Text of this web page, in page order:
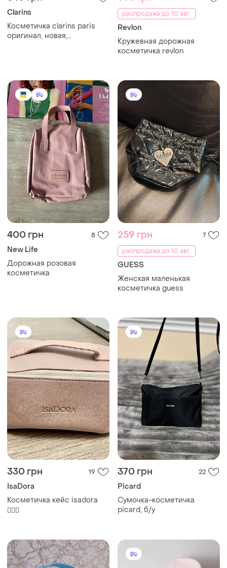
Clarins
Косметичка clarins paris
оригинал, новая,
распродажа до 10 авг.
Revlon
Кружевная дорожная
косметичка revlon
400 грн 8
New Life
Дорожная розовая
косметичка
259 грн
7
распродажа до 10 авг.
GUESS
Женская маленькая
косметичка guess
330 грн 19
IsaDora
Косметичка кейс isadora
🧚🏻‍♀️
370 грн 22
Picard
Сумочка-косметичка
picard, б/у